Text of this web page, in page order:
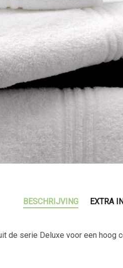
BESCHRIJVING EXTRA
de serie Deluxe voor een